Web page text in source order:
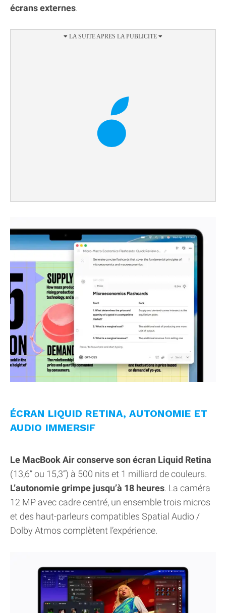
écrans externes.
ÉCRAN LIQUID RETINA, AUTONOMIE ET
AUDIO IMMERSIF
Le MacBook Air conserve son écran Liquid Retina
(13,6” ou 15,3”) à 500 nits et 1 milliard de couleurs.
L’autonomie grimpe jusqu’à 18 heures. La caméra
12 MP avec cadre centré, un ensemble trois micros
et des haut-parleurs compatibles Spatial Audio /
Dolby Atmos complètent l’expérience.